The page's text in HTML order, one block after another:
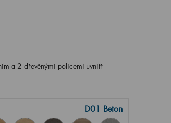
a 2 dřevěnými policemi uvnitř
D01 Beton